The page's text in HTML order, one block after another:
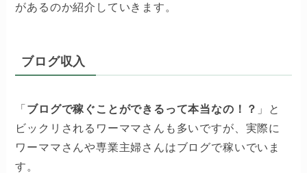
があるのか紹介していきます。
ブログ収入
「 ブログで稼ぐことができるって本当なの！？ 」と
ビックリされるワーママさんも多いですが、実際に
ワーママさんや専業主婦さんはブログで稼いでいま
す。